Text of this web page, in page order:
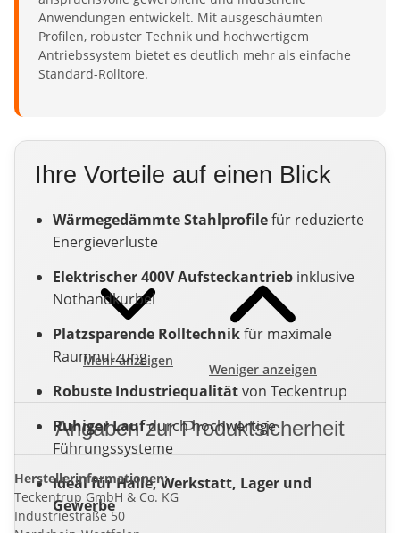
Anwendungen entwickelt. Mit ausgeschäumten
Profilen, robuster Technik und hochwertigem
Antriebssystem bietet es deutlich mehr als einfache
Standard-Rolltore.
Ihre Vorteile auf einen Blick
Wärmegedämmte Stahlprofilefür reduzierte
Energieverluste
Elektrischer 400V Aufsteckantrieb inklusive
Nothandkurbel
Platzsparende Rolltechnikfür maximale
Raumnutzung
Robuste Industriequalitätvon Teckentrup
Ruhiger Laufdurch hochwertige
Führungssysteme
Ideal für Halle, Werkstatt, Lager und
Gewerbe
Mehr anzeigen
Weniger anzeigen
Angaben zur Produktsicherheit
Herstellerinformationen:
Teckentrup GmbH & Co. KG
Industriestraße 50